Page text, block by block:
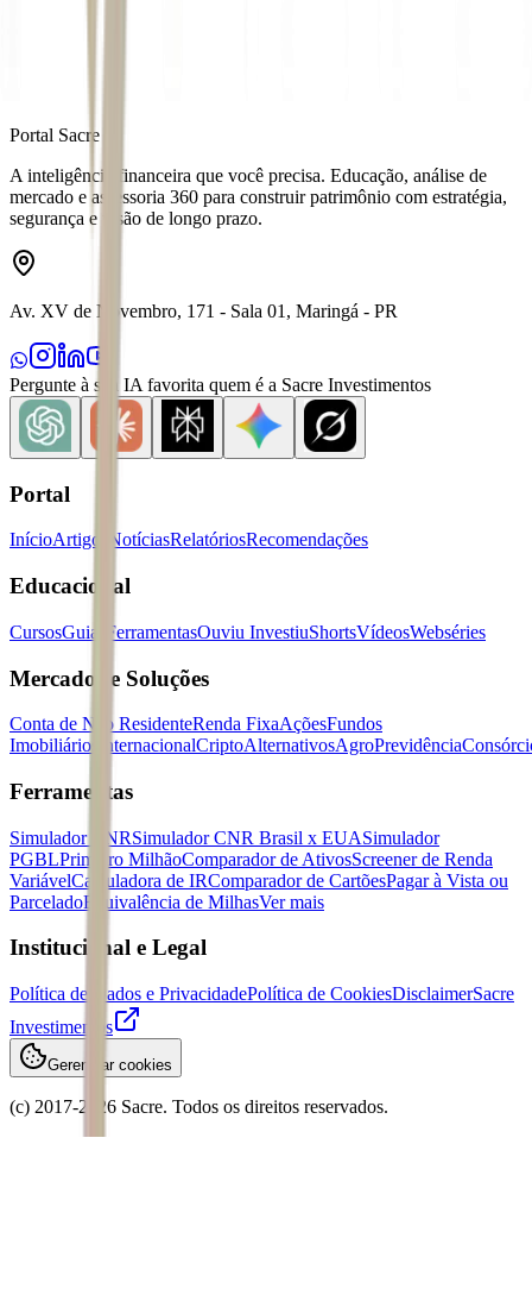
Portal Sacre
A inteligência financeira que você precisa. Educação, análise de
mercado e assessoria 360 para construir patrimônio com estratégia,
segurança e visão de longo prazo.
Av. XV de Novembro, 171 - Sala 01, Maringá - PR
Pergunte à sua IA favorita quem é a Sacre Investimentos
Portal
InícioArtigos NotíciasRelatóriosRecomendações
Educacional
CursosGuias FerramentasOuviu InvestiuShortsVídeosWebséries
Mercados e Soluções
Conta de Não ResidenteRenda FixaAçõesFundos
Imobiliários
InternacionalCriptoAlternativosAgroPrevidência
Ferramentas
Simulador CNRSimulador CNR Brasil x EUASimulador
PGBLPrimeiro MilhãoComparador de AtivosScreener de Renda
VariávelCalculadora de IRComparador de CartõesPagar à Vista ou
ParceladoEquivalência de MilhasVer mais
Institucional e Legal
Política de Dados e PrivacidadePolítica de CookiesDisclaimerSacre
Investimentos
Gerenciar cookies
(c) 2017-2026 Sacre. Todos os direitos reservados.